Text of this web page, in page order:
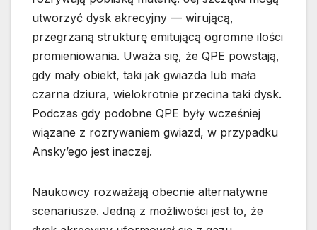
utworzyć dysk akrecyjny — wirującą,
przegrzaną strukturę emitującą ogromne ilości
promieniowania. Uważa się, że QPE powstają,
gdy mały obiekt, taki jak gwiazda lub mała
czarna dziura, wielokrotnie przecina taki dysk.
Podczas gdy podobne QPE były wcześniej
wiązane z rozrywaniem gwiazd, w przypadku
Ansky’ego jest inaczej.
Naukowcy rozważają obecnie alternatywne
scenariusze. Jedną z możliwości jest to, że